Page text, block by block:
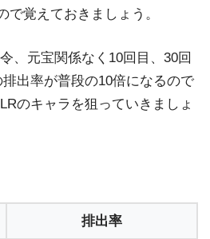
で覚えておきましょう。
、元宝関係なく10回目、30回
出率が普段の10倍になるので
のキャラを狙っていきましょ
排出率